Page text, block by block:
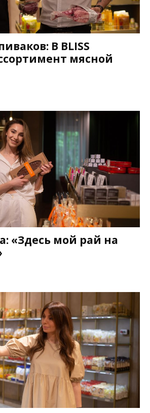
В BLISS
мясной
«Здесь мой рай на